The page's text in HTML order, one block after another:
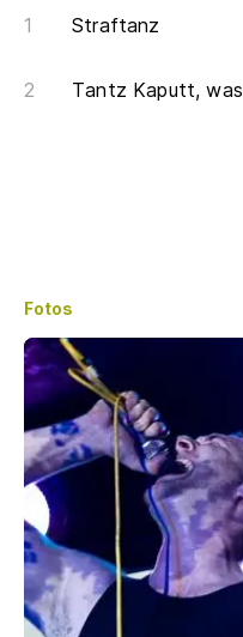
Straftanz
Tantz Kaputt,
Fotos